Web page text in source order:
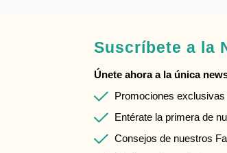
Suscríbete a la
Únete ahora a la única
Promociones
Entérate la primera de
Consejos de nuestros